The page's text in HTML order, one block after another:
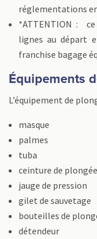
réglementations
*ATTENTION :
lignes au départ
franchise bagage
Équipements
L’équipement de
masque
palmes
tuba
ceinture de plongée
jauge de pression
gilet de sauvetage
bouteilles de
détendeur